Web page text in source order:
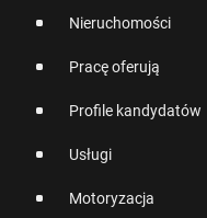
Nieruchomości
Pracę oferują
Profile kandydatów
Usługi
Motoryzacja